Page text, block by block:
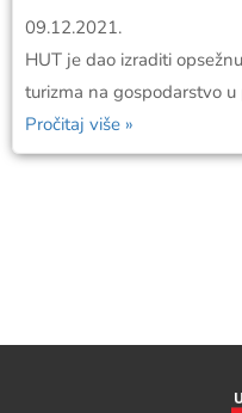
09.12.2021.
HUT je dao izraditi
turizma na gospodarstvo
Pročitaj više »